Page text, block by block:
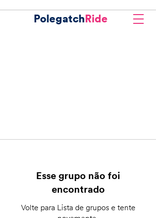
PolegatchRide
Esse grupo não foi
encontrado
Volte para Lista de grupos e tente